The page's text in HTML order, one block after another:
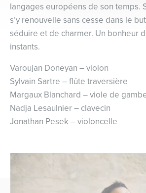
langages européens de son temps.
s’y renouvelle sans cesse dans le
séduire et de charmer. Un bonheur
instants.
Varoujan Doneyan – violon
Sylvain Sartre – flûte traversière
Margaux Blanchard – viole de
Nadja Lesaulnier – clavecin
Jonathan Pesek – violoncelle